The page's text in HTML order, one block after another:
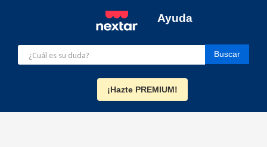
Ayuda
¡Hazte PREMIUM!